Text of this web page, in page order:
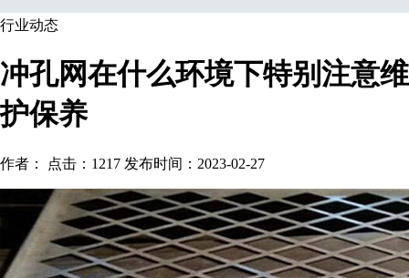
行业动态
冲孔网在什么环境下特别注意维
护保养
作者： 点击：1217 发布时间：2023-02-27